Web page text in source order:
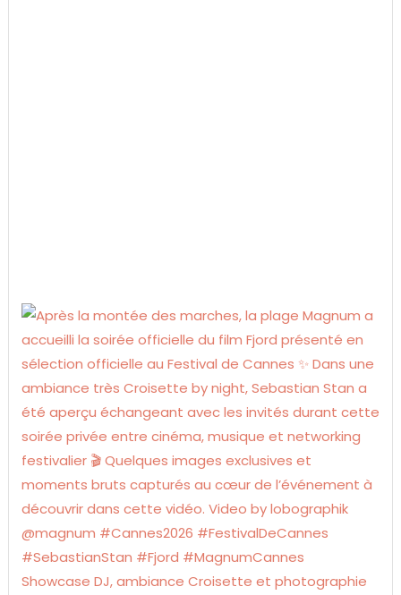
Showcase DJ, ambiance Croisette et photographie